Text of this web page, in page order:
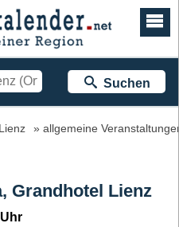
Suchen
Lienz allgemeine
Grandhotel Lienz